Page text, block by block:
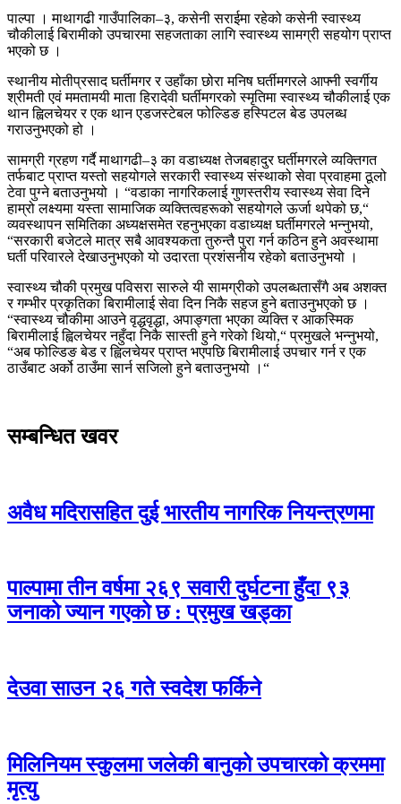
पाल्पा । माथागढी गाउँपालिका–३, कसेनी सराईमा रहेको कसेनी स्वास्थ्य
चौकीलाई बिरामीको उपचारमा सहजताका लागि स्वास्थ्य सामग्री सहयोग प्राप्त
भएको छ ।
स्थानीय मोतीप्रसाद घर्तीमगर र उहाँका छोरा मनिष घर्तीमगरले आफ्नी स्वर्गीय
श्रीमती एवं ममतामयी माता हिरादेवी घर्तीमगरको स्मृतिमा स्वास्थ्य चौकीलाई एक
थान ह्विलचेयर र एक थान एडजस्टेबल फोल्डिङ हस्पिटल बेड उपलब्ध
गराउनुभएको हो ।
सामग्री ग्रहण गर्दै माथागढी–३ का वडाध्यक्ष तेजबहादुर घर्तीमगरले व्यक्तिगत
तर्फबाट प्राप्त यस्तो सहयोगले सरकारी स्वास्थ्य संस्थाको सेवा प्रवाहमा ठूलो
टेवा पुग्ने बताउनुभयो । “वडाका नागरिकलाई गुणस्तरीय स्वास्थ्य सेवा दिने
हाम्रो लक्ष्यमा यस्ता सामाजिक व्यक्तित्वहरूको सहयोगले ऊर्जा थपेको छ,“
व्यवस्थापन समितिका अध्यक्षसमेत रहनुभएका वडाध्यक्ष घर्तीमगरले भन्नुभयो,
“सरकारी बजेटले मात्र सबै आवश्यकता तुरुन्तै पुरा गर्न कठिन हुने अवस्थामा
घर्ती परिवारले देखाउनुभएको यो उदारता प्रशंसनीय रहेको बताउनुभयो ।
स्वास्थ्य चौकी प्रमुख पविसरा सारुले यी सामग्रीको उपलब्धतासँगै अब अशक्त
र गम्भीर प्रकृतिका बिरामीलाई सेवा दिन निकै सहज हुने बताउनुभएको छ ।
“स्वास्थ्य चौकीमा आउने वृद्धवृद्धा, अपाङ्गता भएका व्यक्ति र आकस्मिक
बिरामीलाई ह्विलचेयर नहुँदा निकै सास्ती हुने गरेको थियो,“ प्रमुखले भन्नुभयो,
“अब फोल्डिङ बेड र ह्विलचेयर प्राप्त भएपछि बिरामीलाई उपचार गर्न र एक
ठाउँबाट अर्को ठाउँमा सार्न सजिलो हुने बताउनुभयो ।“
सम्बन्धित खवर
अवैध मदिरासहित दुई भारतीय नागरिक नियन्त्रणमा
पाल्पामा तीन वर्षमा २६९ सवारी दुर्घटना हुँदा ९३
जनाको ज्यान गएको छ : प्रमुख खड्का
देउवा साउन २६ गते स्वदेश फर्किने
मिलिनियम स्कुलमा जलेकी बानुको उपचारको क्रममा
मृत्यु